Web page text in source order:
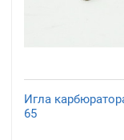
Игла
65